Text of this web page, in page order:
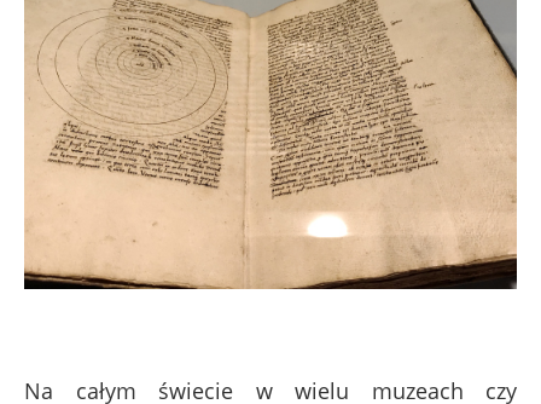
Na całym świecie w wielu muzeach czy